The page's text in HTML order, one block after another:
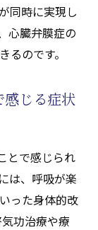
同時に実現し
心臓弁膜症の
のです。
じる症状
とで感じられ
は、呼吸が楽
った身体的改
功治療や療